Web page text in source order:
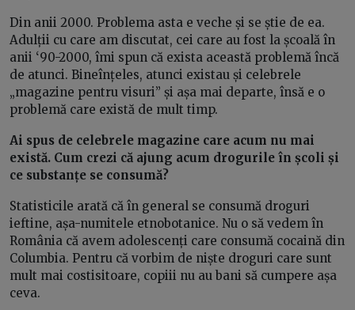
Din anii 2000. Problema asta e veche și se știe de ea.
Adulții cu care am discutat, cei care au fost la școală în
anii ‘90-2000, îmi spun că exista această problemă încă
de atunci. Bineînțeles, atunci existau și celebrele
„magazine pentru visuri” și așa mai departe, însă e o
problemă care există de mult timp.
Ai spus de celebrele magazine care acum nu mai
există. Cum crezi că ajung acum drogurile în școli și
ce substanțe se consumă?
Statisticile arată că în general se consumă droguri
ieftine, așa-numitele etnobotanice. Nu o să vedem în
România că avem adolescenți care consumă cocaină din
Columbia. Pentru că vorbim de niște droguri care sunt
mult mai costisitoare, copiii nu au bani să cumpere așa
ceva.